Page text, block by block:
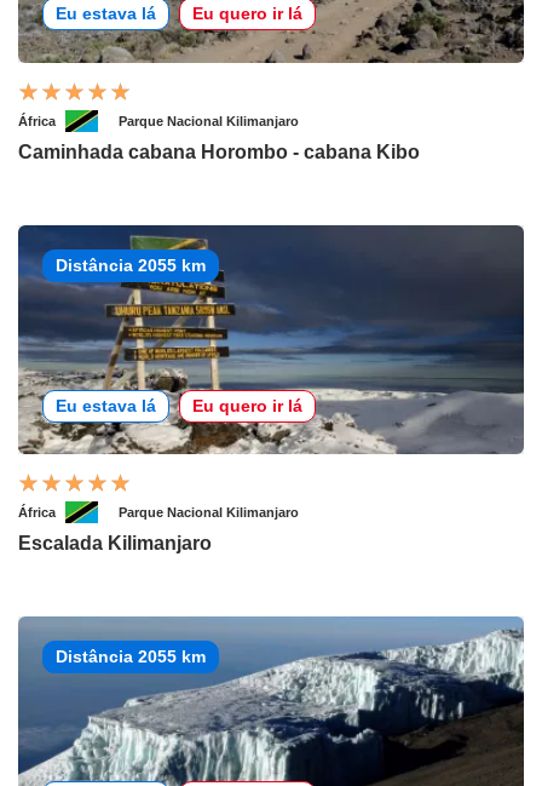
Eu estava lá Eu quero ir lá
África Parque Nacional Kilimanjaro
Caminhada cabana Horombo - cabana Kibo
Distância 2055 km
Eu estava lá Eu quero ir lá
África Parque Nacional Kilimanjaro
Escalada Kilimanjaro
Distância 2055 km